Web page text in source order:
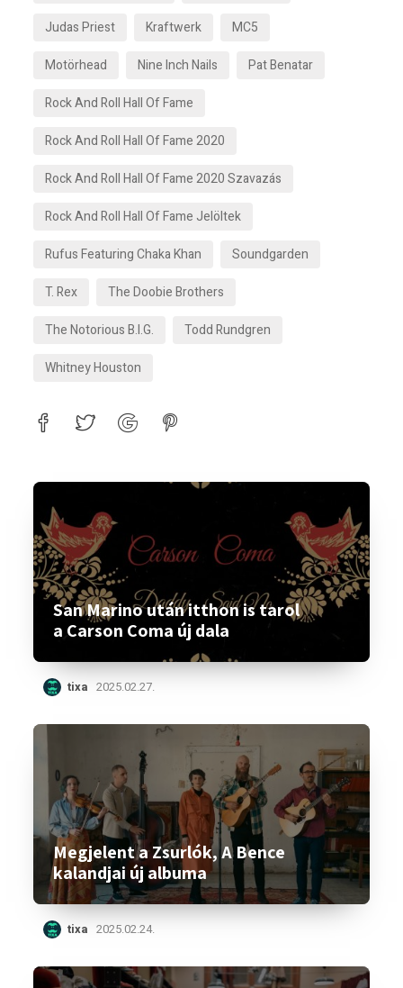
Judas Priest
Kraftwerk
MC5
Motörhead
Nine Inch Nails
Pat Benatar
Rock And Roll Hall Of Fame
Rock And Roll Hall Of Fame 2020
Rock And Roll Hall Of Fame 2020 Szavazás
Rock And Roll Hall Of Fame Jelöltek
Rufus Featuring Chaka Khan
Soundgarden
T. Rex
The Doobie Brothers
The Notorious B.I.G.
Todd Rundgren
Whitney Houston
San Marino után itthon is tarol
a Carson Coma új dala
tixa 2025.02.27.
Megjelent a Zsurlók, A Bence
kalandjai új albuma
tixa 2025.02.24.